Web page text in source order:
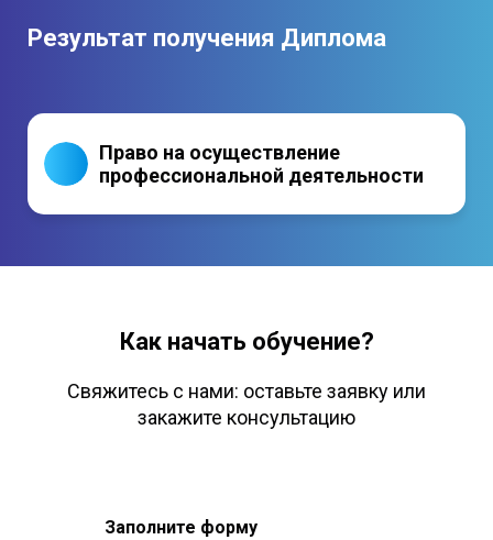
элементы защиты
Результат получения Диплома
Право на осуществление
профессиональной деятельности
Как начать обучение?
Свяжитесь с нами: оставьте заявку или
закажите консультацию
Заполните форму